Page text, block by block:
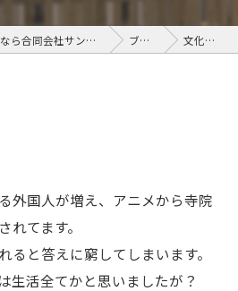
広島でトレーラーハウスなら合同会社サンクビジョン ブログ 文化の日
外国人が増え、アニメから寺院
れてます。
ると答えに窮してしまいます。
生活全てかと思いましたが？